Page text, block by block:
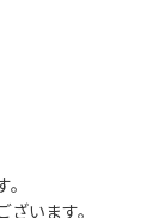
います。